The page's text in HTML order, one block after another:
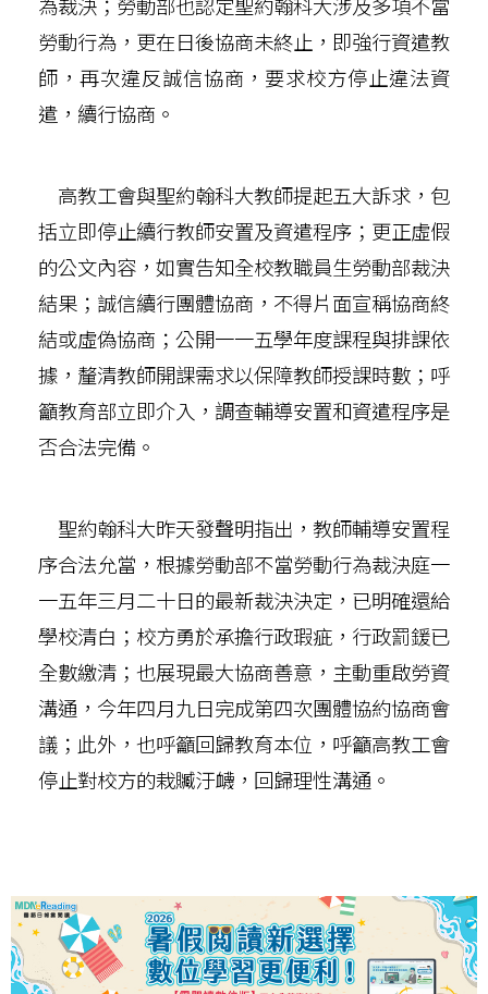
勞動行為，更在日後協商未終止，即強行資遣教
師，再次違反誠信協商，要求校方停止違法資
遣，續行協商。
高教工會與聖約翰科大教師提起五大訴求，包
括立即停止續行教師安置及資遣程序；更正虛假
的公文內容，如實告知全校教職員生勞動部裁決
結果；誠信續行團體協商，不得片面宣稱協商終
結或虛偽協商；公開一一五學年度課程與排課依
據，釐清教師開課需求以保障教師授課時數；呼
籲教育部立即介入，調查輔導安置和資遣程序是
否合法完備。
聖約翰科大昨天發聲明指出，教師輔導安置程
序合法允當，根據勞動部不當勞動行為裁決庭一
一五年三月二十日的最新裁決決定，已明確還給
學校清白；校方勇於承擔行政瑕疵，行政罰鍰已
全數繳清；也展現最大協商善意，主動重啟勞資
溝通，今年四月九日完成第四次團體協約協商會
議；此外，也呼籲回歸教育本位，呼籲高教工會
停止對校方的栽贓汙衊，回歸理性溝通。